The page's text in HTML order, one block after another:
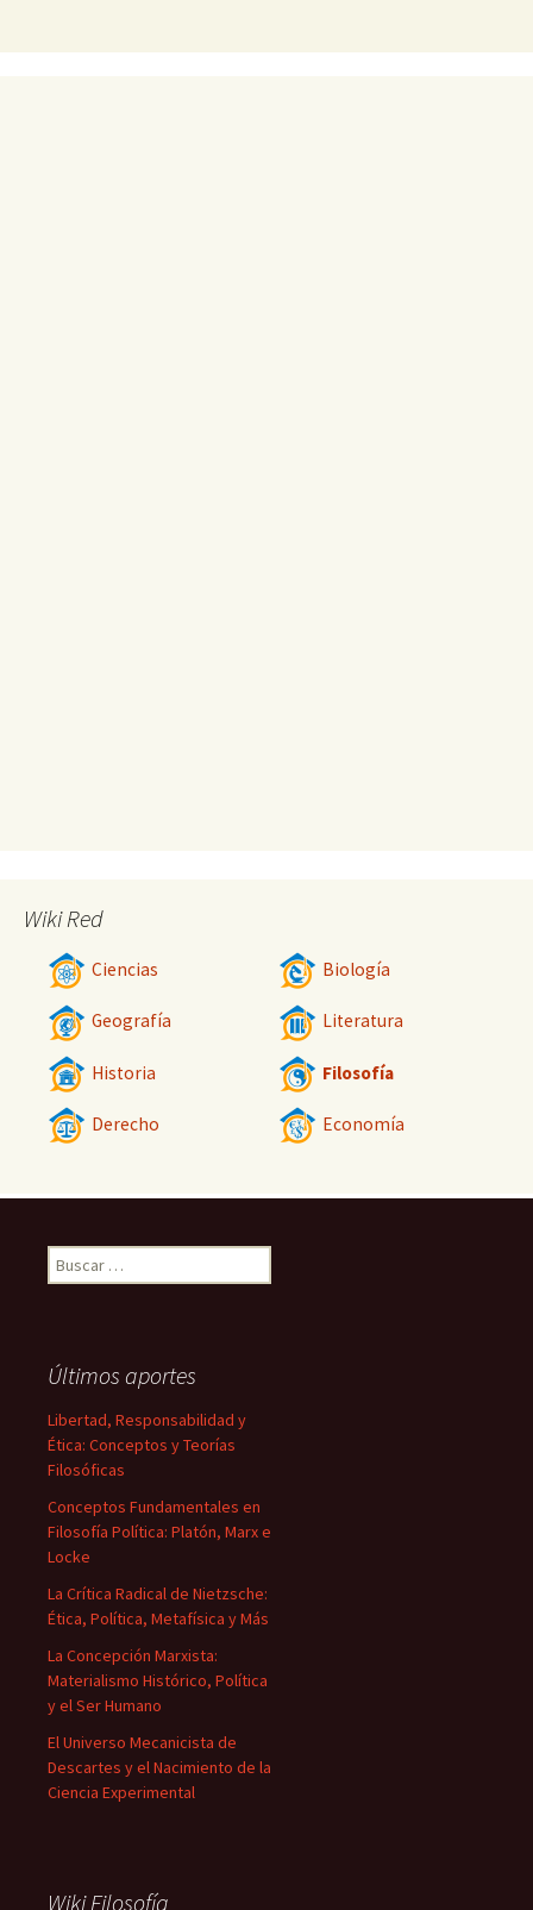
Wiki Red
Ciencias Biología
Geografía Literatura
Historia Filosofía
Derecho Economía
Buscar:
Últimos aportes
Libertad, Responsabilidad y
Ética: Conceptos y Teorías
Filosóficas
Conceptos Fundamentales en
Filosofía Política: Platón, Marx e
Locke
La Crítica Radical de Nietzsche:
Ética, Política, Metafísica y Más
La Concepción Marxista:
Materialismo Histórico, Política
y el Ser Humano
El Universo Mecanicista de
Descartes y el Nacimiento de la
Ciencia Experimental
Wiki Filosofía